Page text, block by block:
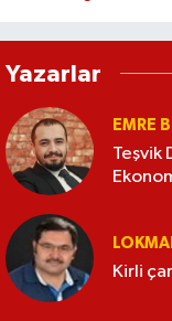
Yazarlar
EMRE
Teşvik
Kirli